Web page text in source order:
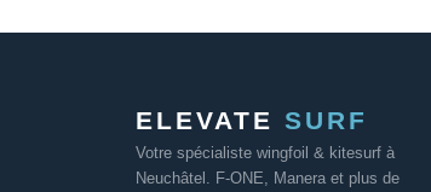
ELEVATE SURF
Votre spécialiste wingfoil & kitesurf à
Neuchâtel. F-ONE, Manera et plus de